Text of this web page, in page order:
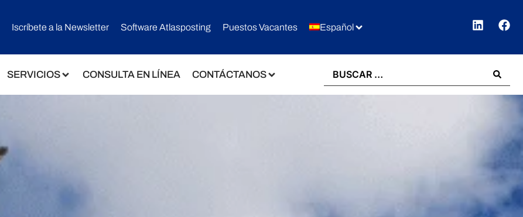
Iscríbete a la Newsletter Software Atlasposting Puestos Vacantes Español
SERVICIOS CONSULTA EN LÍNEA CONTÁCTANOS